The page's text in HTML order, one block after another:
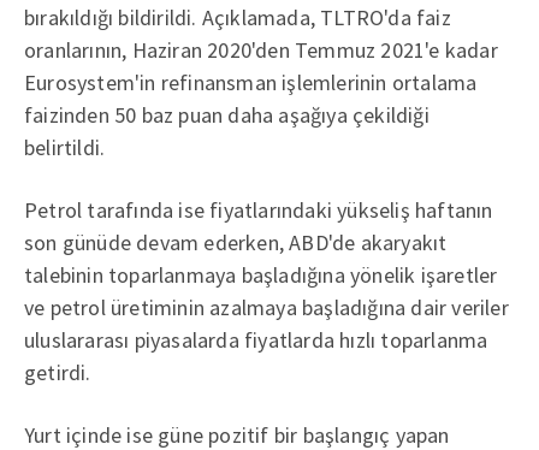
bırakıldığı bildirildi. Açıklamada, TLTRO'da faiz
oranlarının, Haziran 2020'den Temmuz 2021'e kadar
Eurosystem'in refinansman işlemlerinin ortalama
faizinden 50 baz puan daha aşağıya çekildiği
belirtildi.
Petrol tarafında ise fiyatlarındaki yükseliş haftanın
son günüde devam ederken, ABD'de akaryakıt
talebinin toparlanmaya başladığına yönelik işaretler
ve petrol üretiminin azalmaya başladığına dair veriler
uluslararası piyasalarda fiyatlarda hızlı toparlanma
getirdi.
Yurt içinde ise güne pozitif bir başlangıç yapan